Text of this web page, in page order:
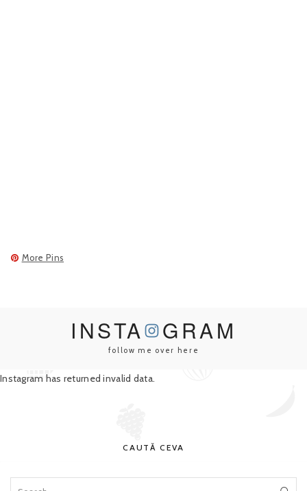
More Pins
INSTA GRAM
follow me over here
Instagram has returned invalid data.
CAUTĂ CEVA